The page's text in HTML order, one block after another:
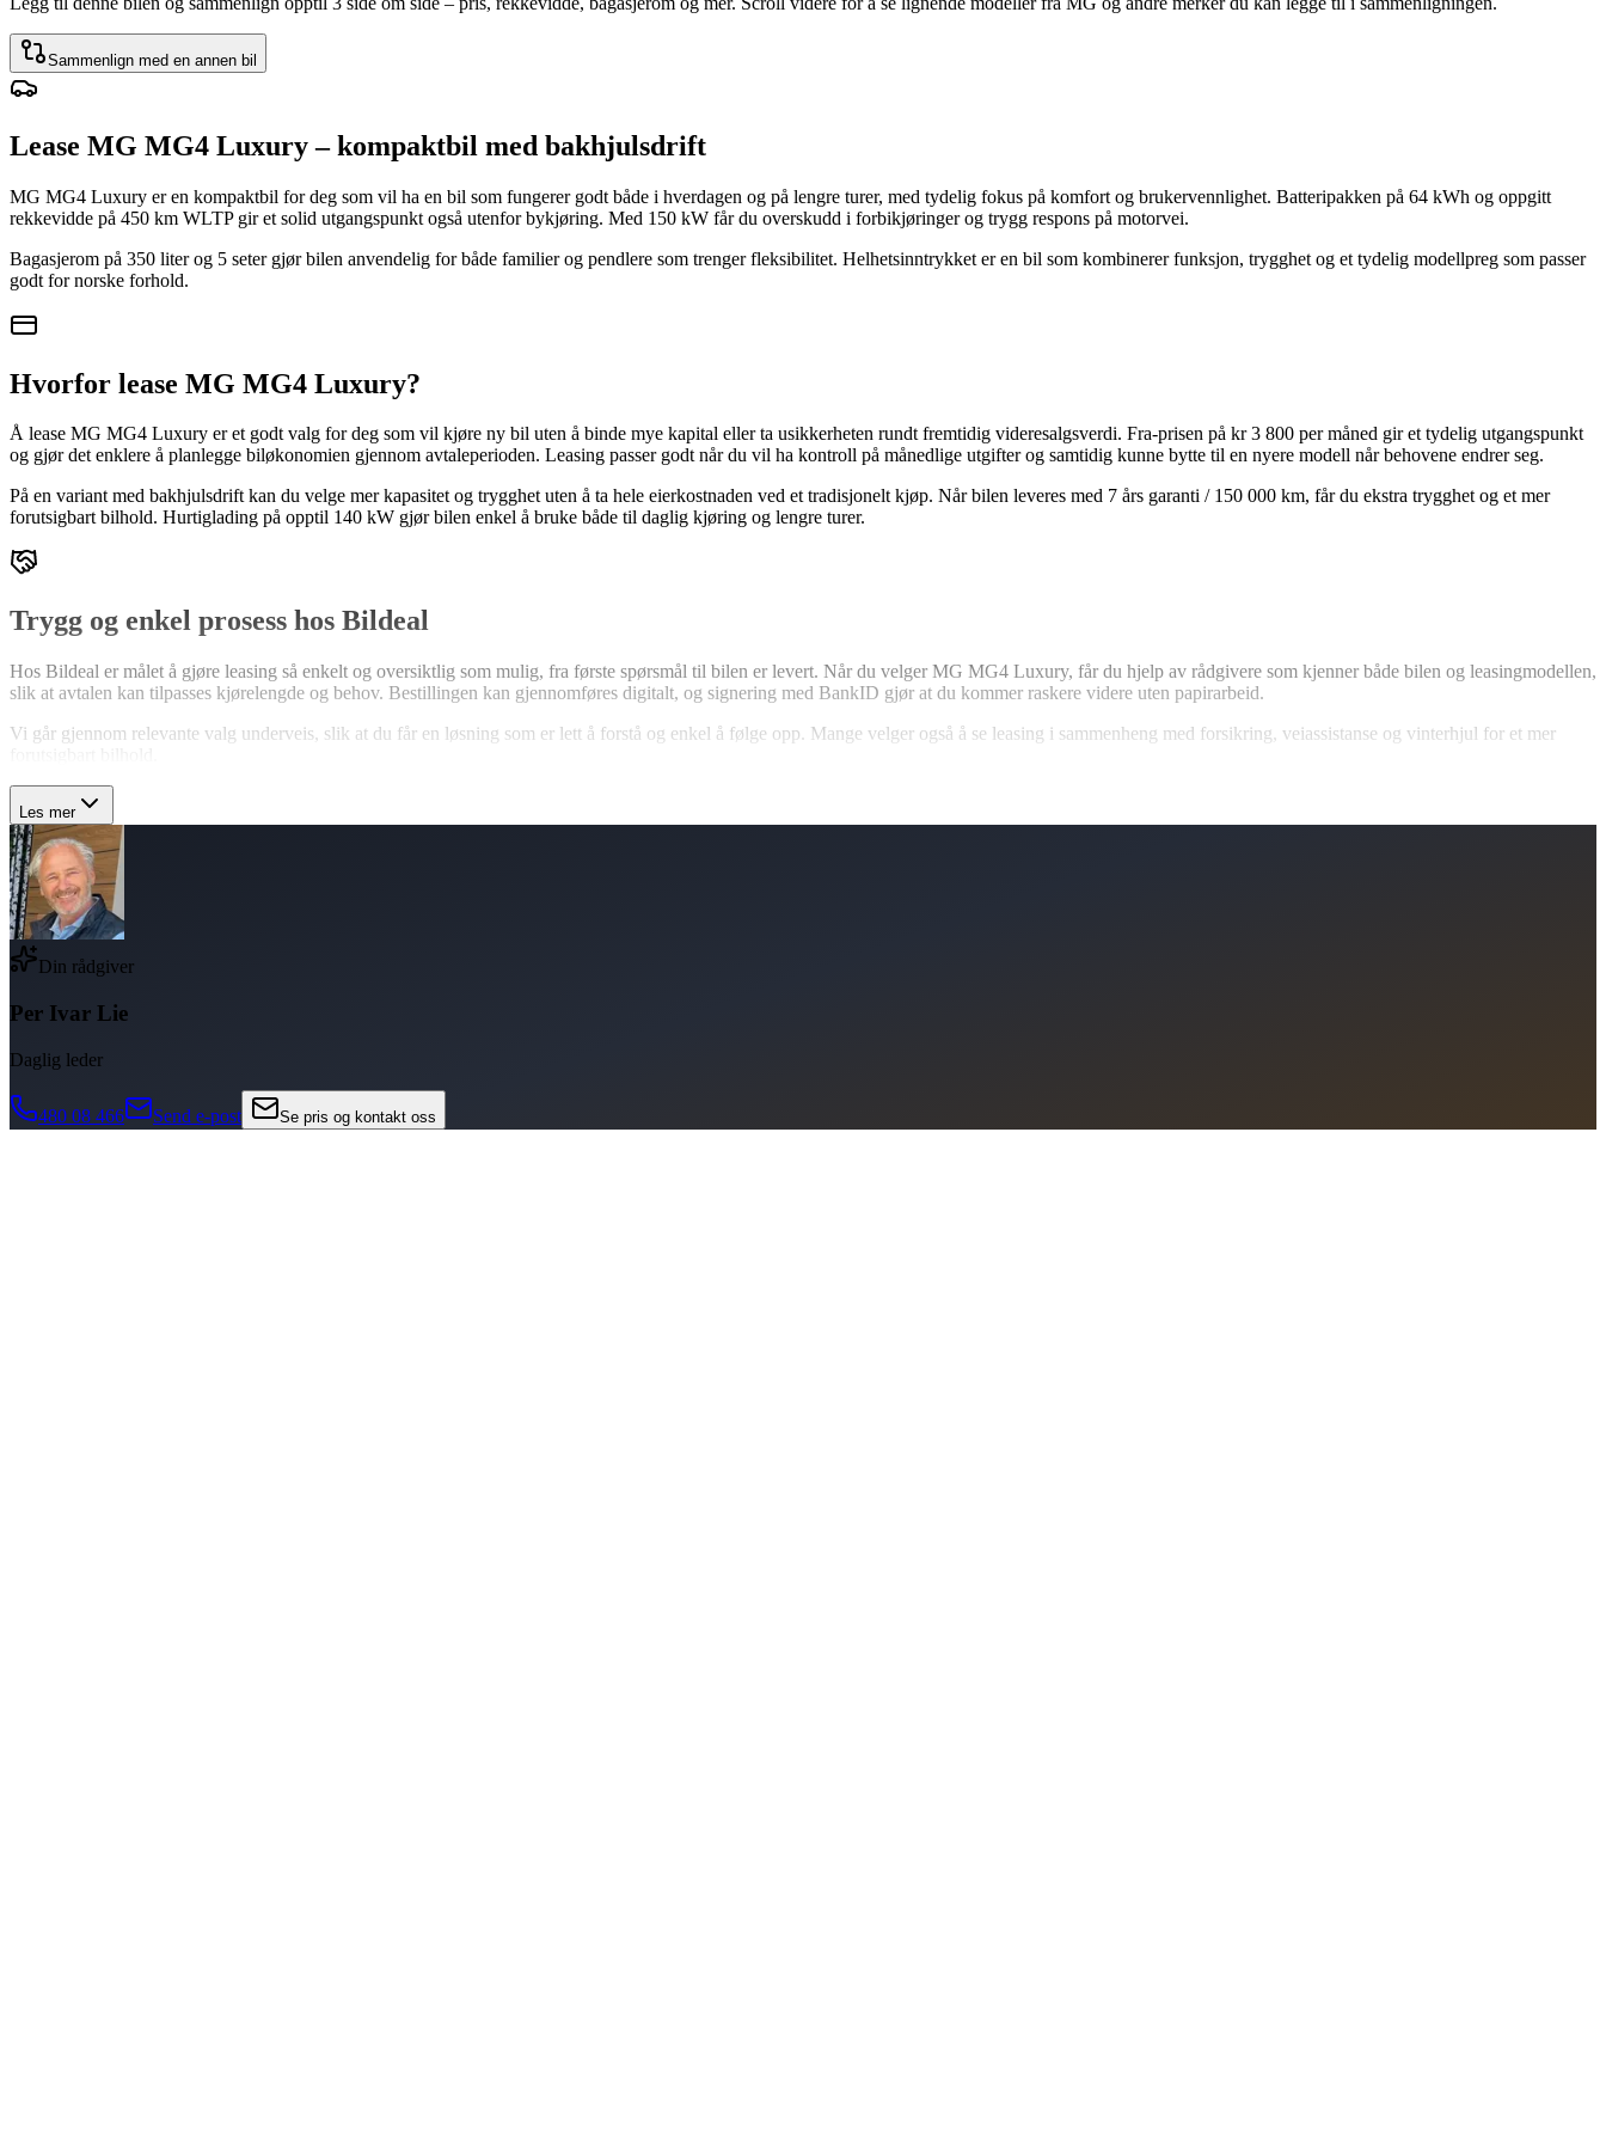
Sammenlign med en annen bil
Lease MG MG4 Luxury – kompaktbil med bakhjulsdrift
MG MG4 Luxury er en kompaktbil for deg som vil ha en bil som fungerer godt både i hverdagen og på lengre turer, med tydelig fokus på komfort og brukervennlighet. Batteripakken på 64 kWh og oppgitt
rekkevidde på 450 km WLTP gir et solid utgangspunkt også utenfor bykjøring. Med 150 kW får du overskudd i forbikjøringer og trygg respons på motorvei.
Bagasjerom på 350 liter og 5 seter gjør bilen anvendelig for både familier og pendlere som trenger fleksibilitet. Helhetsinntrykket er en bil som kombinerer funksjon, trygghet og et tydelig modellpreg som passer
godt for norske forhold.
Hvorfor lease MG MG4 Luxury?
Å lease MG MG4 Luxury er et godt valg for deg som vil kjøre ny bil uten å binde mye kapital eller ta usikkerheten rundt fremtidig videresalgsverdi. Fra-prisen på kr 3 800 per måned gir et tydelig utgangspunkt
og gjør det enklere å planlegge biløkonomien gjennom avtaleperioden. Leasing passer godt når du vil ha kontroll på månedlige utgifter og samtidig kunne bytte til en nyere modell når behovene endrer seg.
På en variant med bakhjulsdrift kan du velge mer kapasitet og trygghet uten å ta hele eierkostnaden ved et tradisjonelt kjøp. Når bilen leveres med 7 års garanti / 150 000 km, får du ekstra trygghet og et mer
forutsigbart bilhold. Hurtiglading på opptil 140 kW gjør bilen enkel å bruke både til daglig kjøring og lengre turer.
Trygg og enkel prosess hos Bildeal
Hos Bildeal er målet å gjøre leasing så enkelt og oversiktlig som mulig, fra første spørsmål til bilen er levert. Når du velger MG MG4 Luxury, får du hjelp av rådgivere som kjenner både bilen og leasingmodellen,
slik at avtalen kan tilpasses kjørelengde og behov. Bestillingen kan gjennomføres digitalt, og signering med BankID gjør at du kommer raskere videre uten papirarbeid.
Vi går gjennom relevante valg underveis, slik at du får en løsning som er lett å forstå og enkel å følge opp. Mange velger også å se leasing i sammenheng med forsikring, veiassistanse og vinterhjul for et mer
Les mer
Din rådgiver
Per Ivar Lie
Daglig leder
480 08 466 Send e-post Se pris og kontakt oss